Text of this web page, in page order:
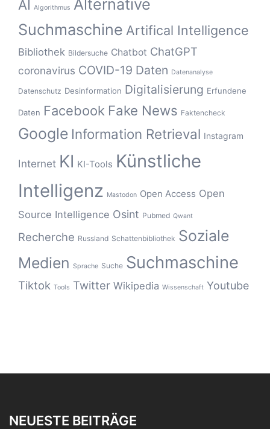
AI Algorithmus Alternative
Suchmaschine Artifical Intelligence
Bibliothek Bildersuche Chatbot ChatGPT
coronavirus COVID-19 Daten Datenanalyse
Datenschutz Desinformation Digitalisierung Erfundene
Daten Facebook Fake News Faktencheck
Google Information Retrieval Instagram
Internet KI KI-Tools Künstliche
Intelligenz Mastodon Open Access Open
Source Intelligence Osint Pubmed Qwant
Recherche Russland Schattenbibliothek Soziale
Medien Sprache Suche Suchmaschine
Tiktok Tools Twitter Wikipedia Wissenschaft Youtube
NEUESTE BEITRÄGE